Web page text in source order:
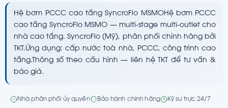
Hệ bơm PCCC cao tầng SyncroFlo MSMOHệ bơm PCCC
cao tầng SyncroFlo MSMO — multi-stage multi-outlet cho
nhà cao tầng. SyncroFlo (Mỹ), phân phối chính hãng bởi
TKT.Ứng dụng: cấp nước toà nhà, PCCC, công trình cao
tầng.Thông số theo cấu hình — liên hệ TKT để tư vấn &
báo giá.
Nhà phân phối ủy quyền Bảo hành chính hãng Kỹ sư trực 24/7